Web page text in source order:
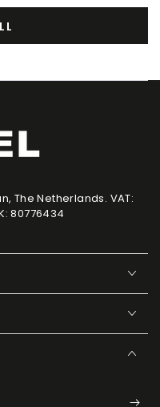
The Netherlands. VAT:
80776434